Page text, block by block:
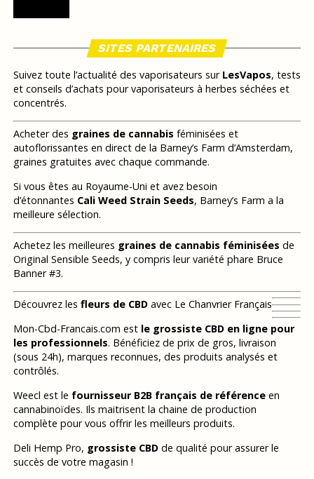
SITES PARTENAIRES
Suivez toute l’actualité des vaporisateurs sur LesVapos, tests
et conseils d’achats pour vaporisateurs à herbes séchées et
concentrés.
Acheter des graines de cannabis féminisées et
autoflorissantes en direct de la Barney’s Farm d’Amsterdam,
graines gratuites avec chaque commande.
Si vous êtes au Royaume-Uni et avez besoin
d’étonnantes Cali Weed Strain Seeds, Barney’s Farm a la
meilleure sélection.
Achetez les meilleures graines de cannabis féminisées de
Original Sensible Seeds, y compris leur variété phare Bruce
Banner #3.
Découvrez les fleurs de CBDavec Le Chanvrier Français
Mon-Cbd-Francais.com est le grossiste CBD en ligne pour
les professionnels. Bénéficiez de prix de gros, livraison
(sous 24h), marques reconnues, des produits analysés et
contrôlés.
Weecl est le fournisseur B2B français de référenceen
cannabinoïdes. Ils maitrisent la chaine de production
complète pour vous offrir les meilleurs produits.
Deli Hemp Pro, grossiste CBDde qualité pour assurer le
succès de votre magasin !